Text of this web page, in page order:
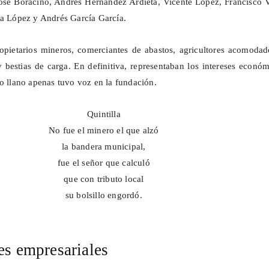
López y Andrés García García.
mineros, comerciantes de abastos, agricultores
bestias de carga. En definitiva, representaban los intereses
llano apenas tuvo voz en la fundación.
Quintilla
No fue el minero el que alzó
la bandera municipal,
fue el señor que calculó
que con tributo local
su bolsillo engordó.
empresariales